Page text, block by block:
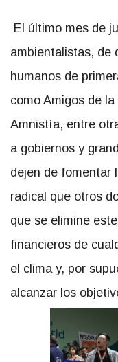
El último mes de
ambientalistas, de
humanos de
como Amigos de
Amnistía, entre
a gobiernos y
dejen de fomentar
radical que otros
que se elimine
financieros de
el clima y, por
alcanzar los